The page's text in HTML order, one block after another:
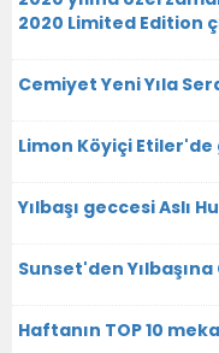
2020 Limited Edition
Cemiyet Yeni Yıla
Limon Köyiçi
Yılbaşı geccesi Aslı
Sunset'den Yılbaşına
Haftanın TOP 10